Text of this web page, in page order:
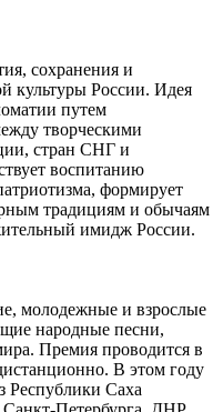
сохранения и
культуры России. Идея
путем
творческими
стран СНГ и
воспитанию
формирует
традициям и обычаям
имидж России.
молодежные и взрослые
народные песни,
Премия проводится в
В этом году
Республики Саха